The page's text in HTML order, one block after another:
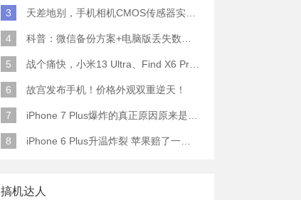
3 天差地别，手机相机CMOS传感器实际面积对比
4 科普：微信备份方案+电脑版丢失数据恢复指南
5 战个痛快，小米13 Ultra、Find X6 Pro、vivo X90 Pro+、小米12SU拍照横评
6 故宫发布手机！价格外观双重逆天！
7 iPhone 7 Plus爆炸的真正原因原来是这样
8 iPhone 6 Plus升温炸裂 苹果赔了一部全新的
搞机达人